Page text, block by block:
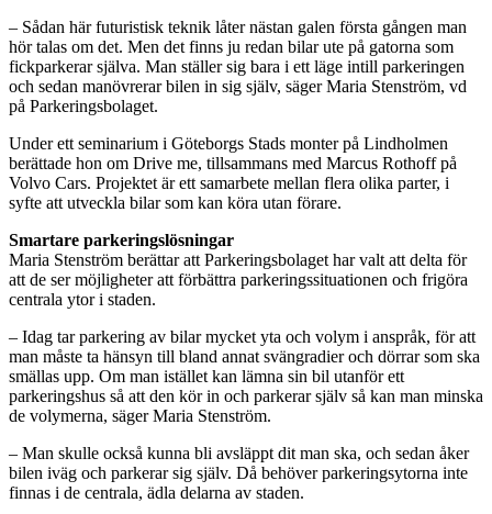
– Sådan här futuristisk teknik låter nästan galen första gången man
hör talas om det. Men det finns ju redan bilar ute på gatorna som
fickparkerar själva. Man ställer sig bara i ett läge intill parkeringen
och sedan manövrerar bilen in sig själv, säger Maria Stenström, vd
på Parkeringsbolaget.
Under ett seminarium i Göteborgs Stads monter på Lindholmen
berättade hon om Drive me, tillsammans med Marcus Rothoff på
Volvo Cars. Projektet är ett samarbete mellan flera olika parter, i
syfte att utveckla bilar som kan köra utan förare.
Smartare parkeringslösningar
Maria Stenström berättar att Parkeringsbolaget har valt att delta för
att de ser möjligheter att förbättra parkeringssituationen och frigöra
centrala ytor i staden.
– Idag tar parkering av bilar mycket yta och volym i anspråk, för att
man måste ta hänsyn till bland annat svängradier och dörrar som ska
smällas upp. Om man istället kan lämna sin bil utanför ett
parkeringshus så att den kör in och parkerar själv så kan man minska
de volymerna, säger Maria Stenström.
– Man skulle också kunna bli avsläppt dit man ska, och sedan åker
bilen iväg och parkerar sig själv. Då behöver parkeringsytorna inte
finnas i de centrala, ädla delarna av staden.